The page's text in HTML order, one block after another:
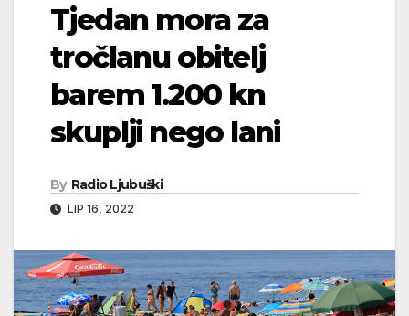
Tjedan mora za
tročlanu obitelj
barem 1.200 kn
skuplji nego lani
By Radio Ljubuški
LIP 16, 2022